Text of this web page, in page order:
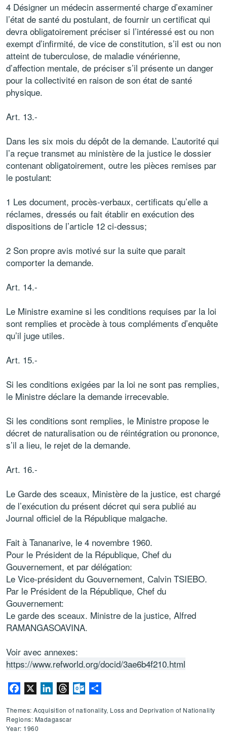
4 Désigner un médecin assermenté charge d’examiner
l’état de santé du postulant, de fournir un certificat qui
devra obligatoirement préciser si l’intéressé est ou non
exempt d’infirmité, de vice de constitution, s’il est ou non
atteint de tuberculose, de maladie vénérienne,
d’affection mentale, de préciser s’il présente un danger
pour la collectivité en raison de son état de santé
physique.
Art. 13.-
Dans les six mois du dépôt de la demande. L’autorité qui
l’a reçue transmet au ministère de la justice le dossier
contenant obligatoirement, outre les pièces remises par
le postulant:
1 Les document, procès-verbaux, certificats qu’elle a
réclames, dressés ou fait établir en exécution des
dispositions de l’article 12 ci-dessus;
2 Son propre avis motivé sur la suite que parait
comporter la demande.
Art. 14.-
Le Ministre examine si les conditions requises par la loi
sont remplies et procède à tous compléments d’enquête
qu’il juge utiles.
Art. 15.-
Si les conditions exigées par la loi ne sont pas remplies,
le Ministre déclare la demande irrecevable.
Si les conditions sont remplies, le Ministre propose le
décret de naturalisation ou de réintégration ou prononce,
s’il a lieu, le rejet de la demande.
Art. 16.-
Le Garde des sceaux, Ministère de la justice, est chargé
de l’exécution du présent décret qui sera publié au
Journal officiel de la République malgache.
Fait à Tananarive, le 4 novembre 1960.
Pour le Président de la République, Chef du
Gouvernement, et par délégation:
Le Vice-président du Gouvernement, Calvin TSIEBO.
Par le Président de la République, Chef du
Gouvernement:
Le garde des sceaux. Ministre de la justice, Alfred
RAMANGASOAVINA.
Voir avec annexes:
https://www.refworld.org/docid/3ae6b4f210.html
Facebook LinkedInThreadsOutlook.com
Themes: Acquisition of nationality, Loss and Deprivation of Nationality
Regions: Madagascar
Year: 1960